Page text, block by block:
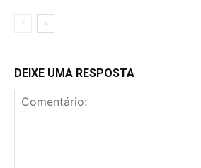
DEIXE UMA RESPOSTA